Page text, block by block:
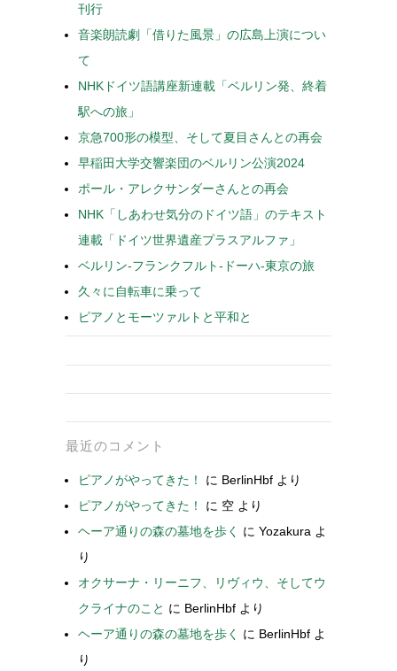
刊行
音楽朗読劇「借りた風景」の広島上演につい
て
NHKドイツ語講座新連載「ベルリン発、終着
駅への旅」
京急700形の模型、そして夏目さんとの再会
早稲田大学交響楽団のベルリン公演2024
ポール・アレクサンダーさんとの再会
NHK「しあわせ気分のドイツ語」のテキスト
連載「ドイツ世界遺産プラスアルファ」
ベルリン-フランクフルト-ドーハ-東京の旅
久々に自転車に乗って
ピアノとモーツァルトと平和と
最近のコメント
ピアノがやってきた！ に BerlinHbf より
ピアノがやってきた！
に 空 より
ヘーア通りの森の墓地を歩く
に Yozakura よ
り
オクサーナ・リーニフ、リヴィウ、そしてウ
クライナのこと に BerlinHbf より
ヘーア通りの森の墓地を歩く
に BerlinHbf よ
り